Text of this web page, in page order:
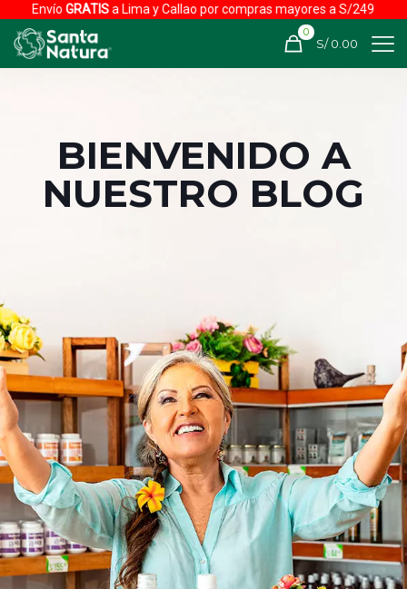
EnvíoGRATISa Lima y Callao por compras mayores a S/249
0
S/ 0.00
BIENVENIDO A
NUESTRO BLOG